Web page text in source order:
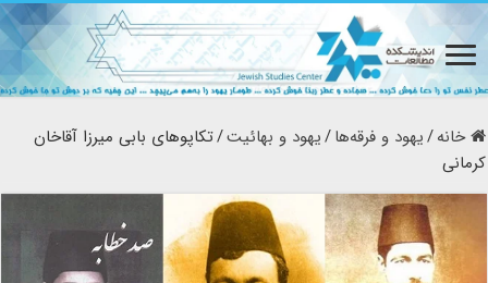
خانه/یهود و فرقه‌ها/یهود و بهائیت/تکاپوهای بابی میرزا آقاخان
کرمانی